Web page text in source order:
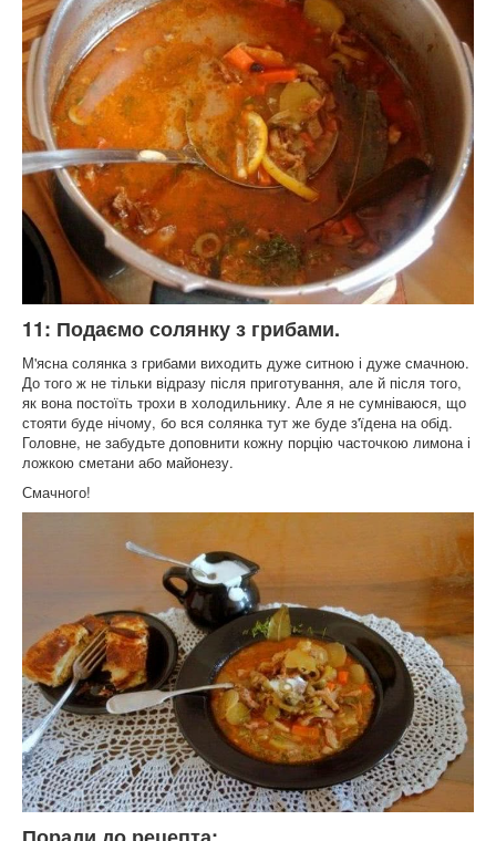
11: Подаємо солянку з грибами.
М'ясна солянка з грибами виходить дуже ситною і дуже смачною.
До того ж не тільки відразу після приготування, але й після того,
як вона постоїть трохи в холодильнику. Але я не сумніваюся, що
стояти буде нічому, бо вся солянка тут же буде з'їдена на обід.
Головне, не забудьте доповнити кожну порцію часточкою лимона і
ложкою сметани або майонезу.
Смачного!